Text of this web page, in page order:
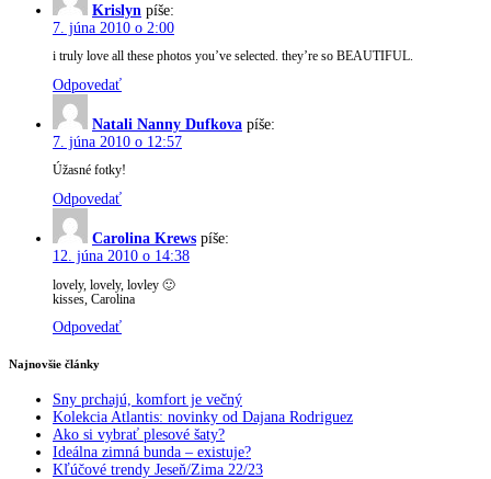
Krislyn píše:
7. júna 2010 o 2:00
i truly love all these photos you’ve selected. they’re so BEAUTIFUL.
Odpovedať
Natali Nanny Dufkova píše:
7. júna 2010 o 12:57
Úžasné fotky!
Odpovedať
Carolina Krews píše:
12. júna 2010 o 14:38
lovely, lovely, lovley 🙂
kisses, Carolina
Odpovedať
Najnovšie články
Sny prchajú, komfort je večný
Kolekcia Atlantis: novinky od Dajana Rodriguez
Ako si vybrať plesové šaty?
Ideálna zimná bunda – existuje?
Kľúčové trendy Jeseň/Zima 22/23